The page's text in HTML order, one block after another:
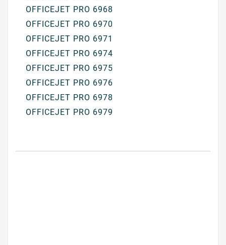
OFFICEJET PRO 6968
OFFICEJET PRO 6970
OFFICEJET PRO 6971
OFFICEJET PRO 6974
OFFICEJET PRO 6975
OFFICEJET PRO 6976
OFFICEJET PRO 6978
OFFICEJET PRO 6979